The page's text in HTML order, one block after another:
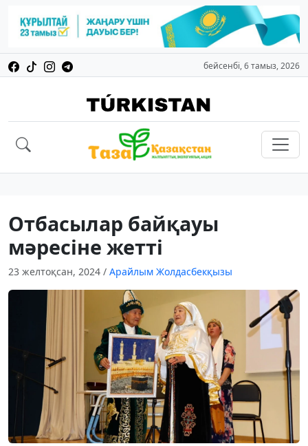
бейсенбі, 6 тамыз, 2026
Отбасылар байқауы
мәресіне жетті
23 желтоқсан, 2024 / Арайлым Жолдасбекқызы